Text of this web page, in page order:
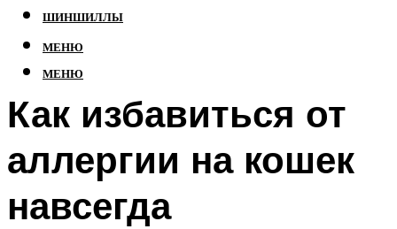
ШИНШИЛЛЫ
МЕНЮ
МЕНЮ
Как избавиться от
аллергии на кошек
навсегда